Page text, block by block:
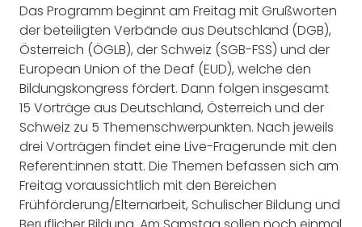
Das Programm beginnt am Freitag mit Grußworten
der beteiligten Verbände aus Deutschland (DGB),
Österreich (ÖGLB), der Schweiz (SGB-FSS) und der
European Union of the Deaf (EUD), welche den
Bildungskongress fördert. Dann folgen insgesamt
15 Vorträge aus Deutschland, Österreich und der
Schweiz zu 5 Themenschwerpunkten. Nach jeweils
drei Vorträgen findet eine Live-Fragerunde mit den
Referent:innen statt. Die Themen befassen sich am
Freitag voraussichtlich mit den Bereichen
Frühförderung/Elternarbeit, Schulischer Bildung und